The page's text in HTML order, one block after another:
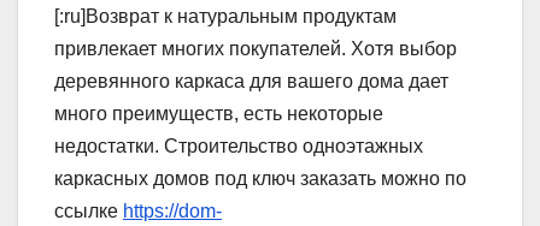
[:ru]Возврат к натуральным продуктам
привлекает многих покупателей. Хотя выбор
деревянного каркаса для вашего дома дает
много преимуществ, есть некоторые
недостатки. Строительство одноэтажных
каркасных домов под ключ заказать можно по
ссылке https://dom-